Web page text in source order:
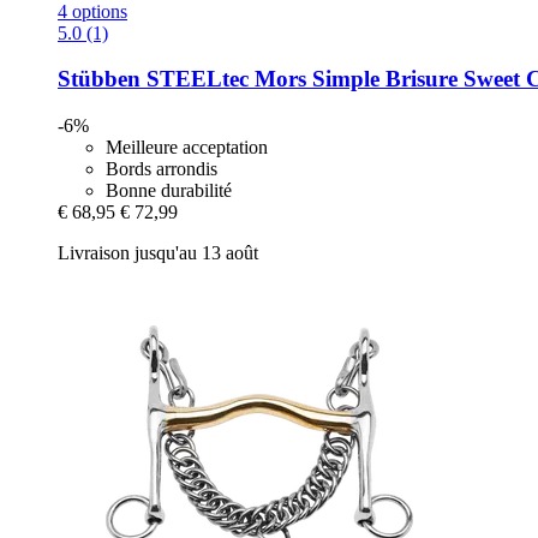
4 options
5.0 (1)
Stübben STEELtec Mors Simple Brisure Sweet
-6%
Meilleure acceptation
Bords arrondis
Bonne durabilité
€ 68,95 € 72,99
Livraison jusqu'au 13 août